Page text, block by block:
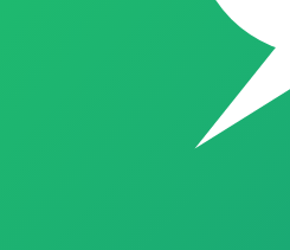
da Net! 🛒🔥 Aqui você
Descontos incríveis 🎟️ Cupons de
Net – Quem entra, economiza! 💸